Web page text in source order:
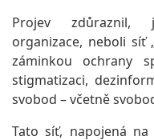
Projev zdůraznil,
organizace, neboli síť
záminkou ochrany
stigmatizaci,
svobod – včetně
Tato síť, napojená na